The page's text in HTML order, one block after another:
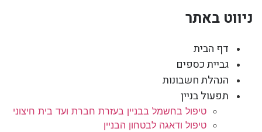
ניווט באתר
דף הבית
גביית כספים
הנהלת חשבונות
תפעול בניין
טיפול בחשמל בבניין בעזרת חברת ועד בית חיצוני
טיפול ודאגה לבטחון הבניין